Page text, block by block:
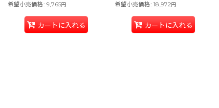
希望小売価格: 9,765円
カートに入れる
希望小売価格: 18,972円
カートに入れる